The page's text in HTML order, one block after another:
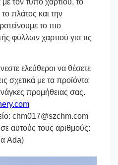
πλάτος και την
το πιο
φύλλων χαρτιού για τις
ελεύθεροι να θέσετε
σχετικά με τα προϊόντα
προμήθειας σας.
chm017@szchm.com
αυτούς τους αριθμούς:
Ada)